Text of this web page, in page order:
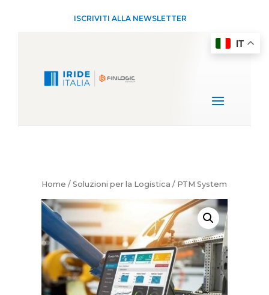
ISCRIVITI ALLA NEWSLETTER
Home / Soluzioni per la Logistica / PTM System
IT